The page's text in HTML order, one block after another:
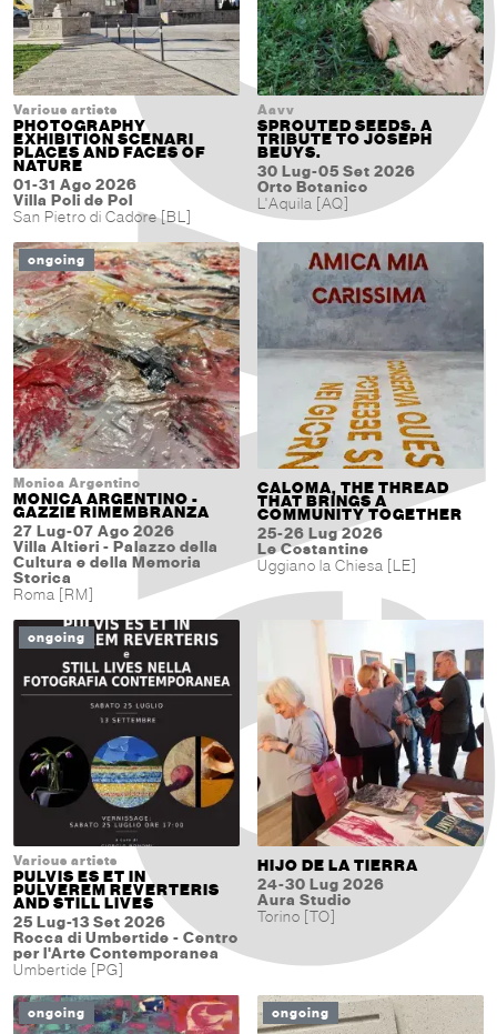
Various artists
PHOTOGRAPHY
EXHIBITION SCENARI
PLACES AND FACES OF
NATURE
01-31 Ago 2026
Villa Poli de Pol
San Pietro di Cadore [BL]
Aavv
SPROUTED SEEDS. A
TRIBUTE TO JOSEPH
BEUYS.
30 Lug-05 Set 2026
Orto Botanico
L'Aquila [AQ]
Monica Argentino
MONICA ARGENTINO -
GAZZIE RIMEMBRANZA
27 Lug-07 Ago 2026
Villa Altieri - Palazzo della
Cultura e della Memoria
Storica
Roma [RM]
ongoing
CALOMA, THE THREAD
THAT BRINGS A
COMMUNITY TOGETHER
25-26 Lug 2026
Le Costantine
Uggiano la Chiesa [LE]
Various artists
PULVIS ES ET IN
PULVEREM REVERTERIS
AND STILL LIVES
25 Lug-13 Set 2026
Rocca di Umbertide - Centro
per l'Arte Contemporanea
Umbertide [PG]
ongoing
HIJO DE LA TIERRA
24-30 Lug 2026
Aura Studio
Torino [TO]
ongoing ongoing